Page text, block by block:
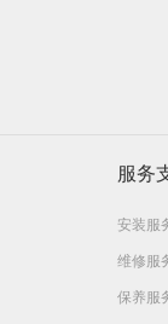
服务
安装服
维修服
保养服